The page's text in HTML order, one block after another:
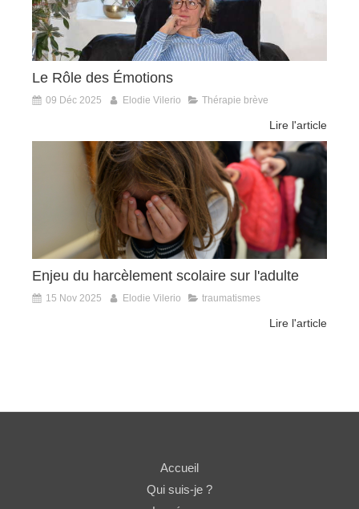
Le Rôle des Émotions
09 Déc 2025 Elodie Vilerio Thérapie brève
Lire l'article
Enjeu du harcèlement scolaire sur l'adulte
15 Nov 2025 Elodie Vilerio traumatismes
Lire l'article
Accueil
Qui suis-je ?